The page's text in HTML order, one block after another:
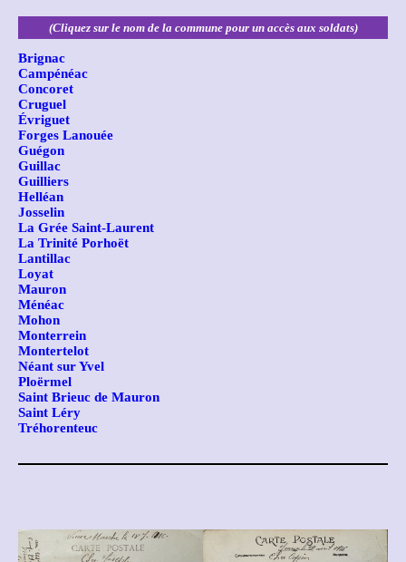
(Cliquez sur le nom de la commune pour un accès aux soldats)
Brignac
Campénéac
Concoret
Cruguel
Évriguet
Forges Lanouée
Guégon
Guillac
Guilliers
Helléan
Josselin
La Grée Saint-Laurent
La Trinité Porhoët
Lantillac
Loyat
Mauron
Ménéac
Mohon
Monterrein
Montertelot
Néant sur Yvel
Ploërmel
Saint Brieuc de Mauron
Saint Léry
Tréhorenteuc